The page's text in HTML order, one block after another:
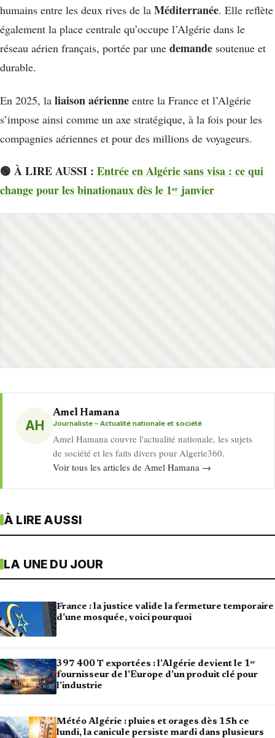
humains entre les deux rives de la Méditerranée. Elle reflète
également la place centrale qu’occupe l’Algérie dans le
réseau aérien français, portée par une demande soutenue et
durable.
En 2025, la liaison aérienne entre la France et l’Algérie
s’impose ainsi comme un axe stratégique, à la fois pour les
compagnies aériennes et pour des millions de voyageurs.
🟢 À LIRE AUSSI : Entrée en Algérie sans visa : ce qui
change pour les binationaux dès le 1ᵉʳ janvier
AH
Amel Hamana
Journaliste – Actualité nationale et société
Amel Hamana couvre l'actualité nationale, les sujets
de société et les faits divers pour Algerie360.
Voir tous les articles de Amel Hamana →
À LIRE AUSSI
LA UNE DU JOUR
France : la justice valide la fermeture temporaire
d’une mosquée, voici pourquoi
397 400 T exportées : l’Algérie devient le 1ᵉʳ
fournisseur de l’Europe d’un produit clé pour
l’industrie
Météo Algérie : pluies et orages dès 15h ce
lundi, la canicule persiste mardi dans plusieurs